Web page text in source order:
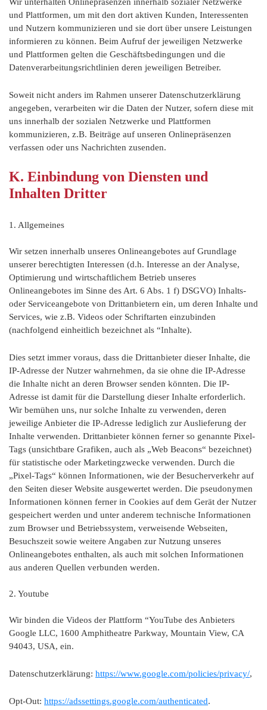
und Plattformen, um mit den dort aktiven Kunden, Interessenten
und Nutzern kommunizieren und sie dort über unsere Leistungen
informieren zu können. Beim Aufruf der jeweiligen Netzwerke
und Plattformen gelten die Geschäftsbedingungen und die
Datenverarbeitungsrichtlinien deren jeweiligen Betreiber.
Soweit nicht anders im Rahmen unserer Datenschutzerklärung
angegeben, verarbeiten wir die Daten der Nutzer, sofern diese mit
uns innerhalb der sozialen Netzwerke und Plattformen
kommunizieren, z.B. Beiträge auf unseren Onlinepräsenzen
verfassen oder uns Nachrichten zusenden.
K. Einbindung von Diensten und
Inhalten Dritter
1. Allgemeines
Wir setzen innerhalb unseres Onlineangebotes auf Grundlage
unserer berechtigten Interessen (d.h. Interesse an der Analyse,
Optimierung und wirtschaftlichem Betrieb unseres
Onlineangebotes im Sinne des Art. 6 Abs. 1 f) DSGVO) Inhalts-
oder Serviceangebote von Drittanbietern ein, um deren Inhalte und
Services, wie z.B. Videos oder Schriftarten einzubinden
(nachfolgend einheitlich bezeichnet als “Inhalte).
Dies setzt immer voraus, dass die Drittanbieter dieser Inhalte, die
IP-Adresse der Nutzer wahrnehmen, da sie ohne die IP-Adresse
die Inhalte nicht an deren Browser senden könnten. Die IP-
Adresse ist damit für die Darstellung dieser Inhalte erforderlich.
Wir bemühen uns, nur solche Inhalte zu verwenden, deren
jeweilige Anbieter die IP-Adresse lediglich zur Auslieferung der
Inhalte verwenden. Drittanbieter können ferner so genannte Pixel-
Tags (unsichtbare Grafiken, auch als „Web Beacons“ bezeichnet)
für statistische oder Marketingzwecke verwenden. Durch die
„Pixel-Tags“ können Informationen, wie der Besucherverkehr auf
den Seiten dieser Website ausgewertet werden. Die pseudonymen
Informationen können ferner in Cookies auf dem Gerät der Nutzer
gespeichert werden und unter anderem technische Informationen
zum Browser und Betriebssystem, verweisende Webseiten,
Besuchszeit sowie weitere Angaben zur Nutzung unseres
Onlineangebotes enthalten, als auch mit solchen Informationen
aus anderen Quellen verbunden werden.
2. Youtube
Wir binden die Videos der Plattform “YouTube des Anbieters
Google LLC, 1600 Amphitheatre Parkway, Mountain View, CA
94043, USA, ein.
Datenschutzerklärung: https://www.google.com/policies/privacy/,
Opt-Out: https://adssettings.google.com/authenticated.